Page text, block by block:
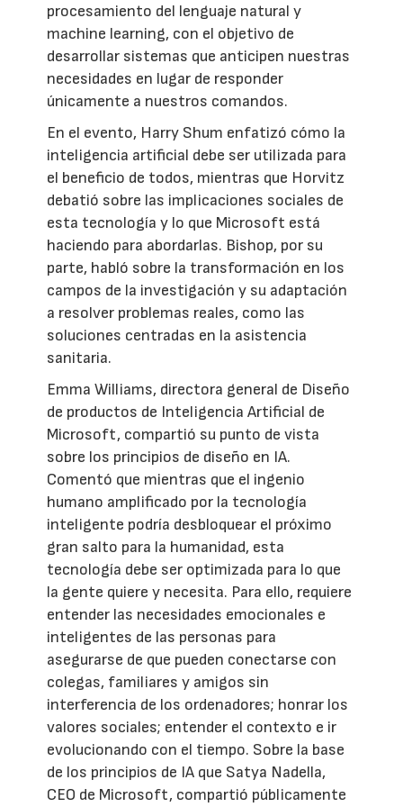
procesamiento del lenguaje natural y
machine learning, con el objetivo de
desarrollar sistemas que anticipen nuestras
necesidades en lugar de responder
únicamente a nuestros comandos.
En el evento, Harry Shum enfatizó cómo la
inteligencia artificial debe ser utilizada para
el beneficio de todos, mientras que Horvitz
debatió sobre las implicaciones sociales de
esta tecnología y lo que Microsoft está
haciendo para abordarlas. Bishop, por su
parte, habló sobre la transformación en los
campos de la investigación y su adaptación
a resolver problemas reales, como las
soluciones centradas en la asistencia
sanitaria.
Emma Williams, directora general de Diseño
de productos de Inteligencia Artificial de
Microsoft, compartió su punto de vista
sobre los principios de diseño en IA.
Comentó que mientras que el ingenio
humano amplificado por la tecnología
inteligente podría desbloquear el próximo
gran salto para la humanidad, esta
tecnología debe ser optimizada para lo que
la gente quiere y necesita. Para ello, requiere
entender las necesidades emocionales e
inteligentes de las personas para
asegurarse de que pueden conectarse con
colegas, familiares y amigos sin
interferencia de los ordenadores; honrar los
valores sociales; entender el contexto e ir
evolucionando con el tiempo. Sobre la base
de los principios de IA que Satya Nadella,
CEO de Microsoft, compartió públicamente